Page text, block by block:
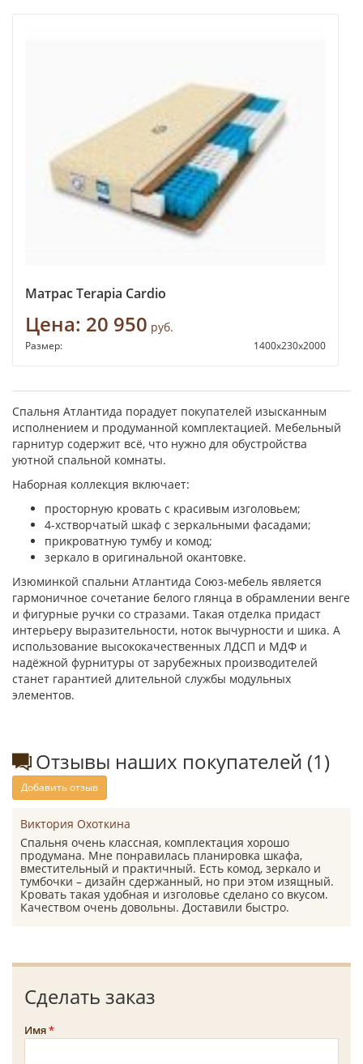
Матрас Terapia Cardio
Цена: 20 950 руб.
Размер: 1400x230x2000
Спальня Атлантида порадует покупателей изысканным
исполнением и продуманной комплектацией. Мебельный
гарнитур содержит всё, что нужно для обустройства
уютной спальной комнаты.
Наборная коллекция включает:
просторную кровать с красивым изголовьем;
4-хстворчатый шкаф с зеркальными фасадами;
прикроватную тумбу и комод;
зеркало в оригинальной окантовке.
Изюминкой спальни Атлантида Союз-мебель является
гармоничное сочетание белого глянца в обрамлении венге
и фигурные ручки со стразами. Такая отделка придаст
интерьеру выразительности, ноток вычурности и шика. А
использование высококачественных ЛДСП и МДФ и
надёжной фурнитуры от зарубежных производителей
станет гарантией длительной службы модульных
элементов.
Отзывы наших покупателей (1)
Добавить отзыв
Виктория Охоткина
Спальня очень классная, комплектация хорошо
продумана. Мне понравилась планировка шкафа,
вместительный и практичный. Есть комод, зеркало и
тумбочки – дизайн сдержанный, но при этом изящный.
Кровать такая удобная и изголовье сделано со вкусом.
Качеством очень довольны. Доставили быстро.
Сделать заказ
Имя